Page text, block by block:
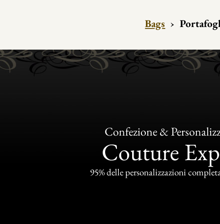
Bags ›
Confezione &
Couture
95% delle personalizzazioni